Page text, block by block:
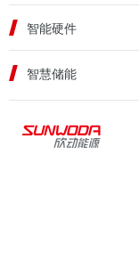
智能硬件
智慧储能